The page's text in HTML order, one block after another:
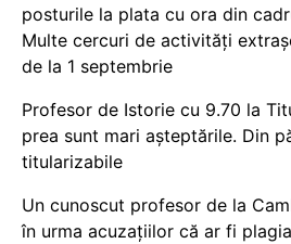
posturile la plata cu ora din
Multe cercuri de activități
de la 1 septembrie
Profesor de Istorie cu 9.70 la
prea sunt mari așteptările. Din
titularizabile
Un cunoscut profesor de la
în urma acuzațiilor că ar fi